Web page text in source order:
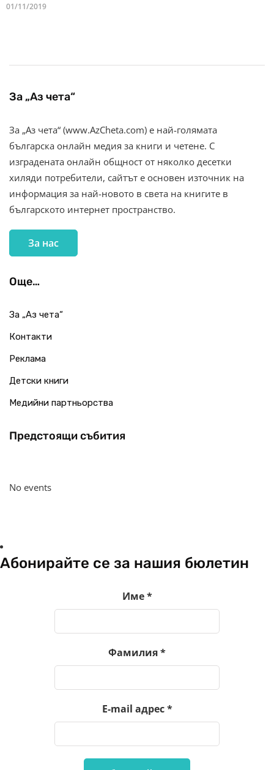
01/11/2019
За „Аз чета“
За „Аз чета“ (www.AzCheta.com) е най-голямата
българска онлайн медия за книги и четене. С
изградената онлайн общност от няколко десетки
хиляди потребители, сайтът е основен източник на
информация за най-новото в света на книгите в
българското интернет пространство.
За нас
Още…
За „Аз чета“
Контакти
Реклама
Детски книги
Медийни партньорства
Предстоящи събития
No events
Абонирайте се за нашия бюлетин
Име*
Фамилия*
E-mail адрес*